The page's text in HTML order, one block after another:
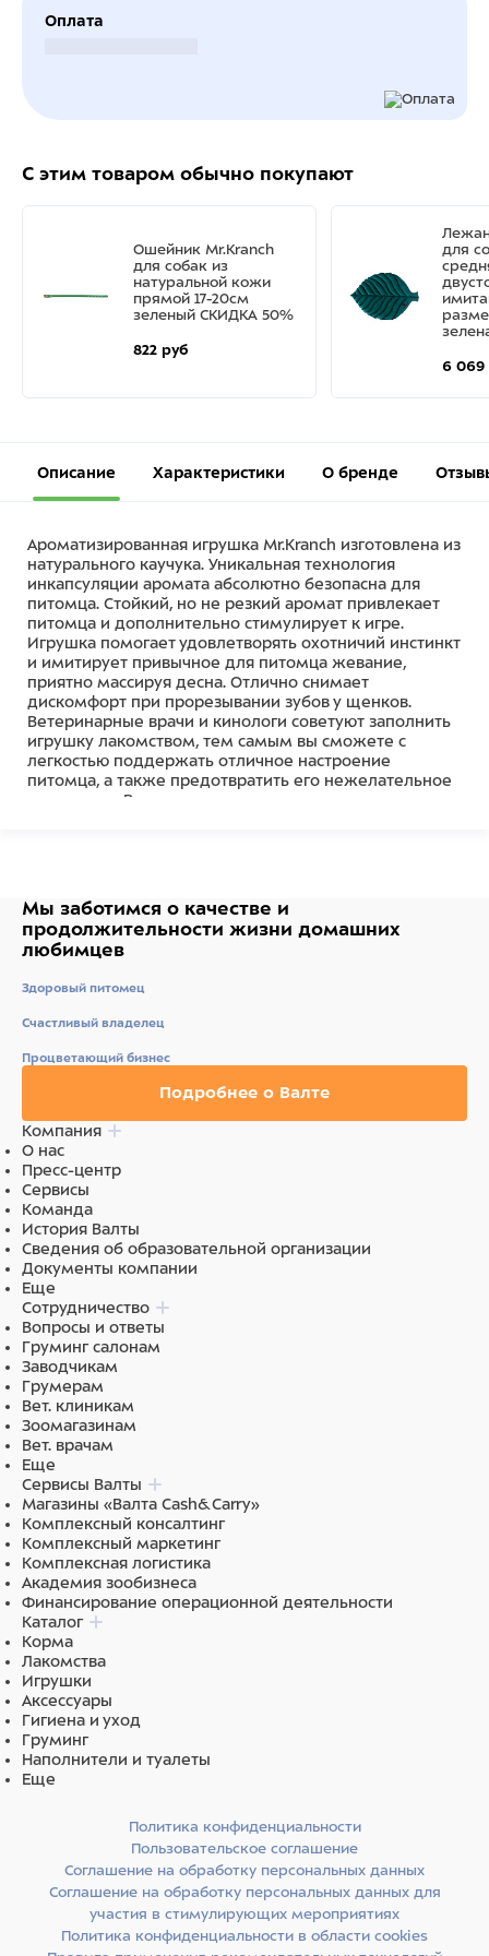
Оплата
С этим товаром обычно покупают
Ошейник Mr.Kranch
для собак из
натуральной кожи
прямой 17-20см
зеленый СКИДКА 50%
822 руб
для
6 069
Описание Характеристики О бренде
Ароматизированная игрушка Mr.Kranch изготовлена из
натурального каучука. Уникальная технология
инкапсуляции аромата абсолютно безопасна для
питомца. Стойкий, но не резкий аромат привлекает
питомца и дополнительно стимулирует к игре.
Игрушка помогает удовлетворять охотничий инстинкт
и имитирует привычное для питомца жевание,
приятно массируя десна. Отлично снимает
дискомфорт при прорезывании зубов у щенков.
Ветеринарные врачи и кинологи советуют заполнить
игрушку лакомством, тем самым вы сможете с
легкостью поддержать отличное настроение
питомца, а также предотвратить его нежелательное
поведение. Важно: перед использованием удалите
Состав
Каучук
Мы заботимся о качестве и
продолжительности жизни домашних
любимцев
Здоровый питомец
Счастливый владелец
Процветающий бизнес
Подробнее о Валте
Компания
О нас
Пресс-центр
Сервисы
Команда
История Валты
Сведения об образовательной организации
Документы компании
Еще
Сотрудничество
Вопросы и ответы
Груминг салонам
Заводчикам
Грумерам
Вет. клиникам
Зоомагазинам
Вет. врачам
Еще
Сервисы Валты
Магазины «Валта Cash&Carry»
Комплексный консалтинг
Комплексный маркетинг
Комплексная логистика
Академия зообизнеса
Финансирование операционной деятельности
Каталог
Корма
Лакомства
Игрушки
Аксессуары
Гигиена и уход
Груминг
Наполнители и туалеты
Еще
Политика конфиденциальности
Пользовательское соглашение
Соглашение на обработку персональных данных
Соглашение на обработку персональных данных для
участия в стимулирующих мероприятиях
Политика конфиденциальности в области cookies